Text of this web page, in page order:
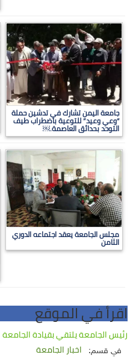
جامعة اليمن تشارك في تدشين حملة
“وعي وعيد” للتوعية باضطراب طيف
التوحد بحدائق العاصمة.￼
مجلس الجامعة يعقد اجتماعه الدوري
الثامن
اقرأ في الموقع
رئيس الجامعة يلتقي بقيادة
في قسم:
اخبار الجامعة